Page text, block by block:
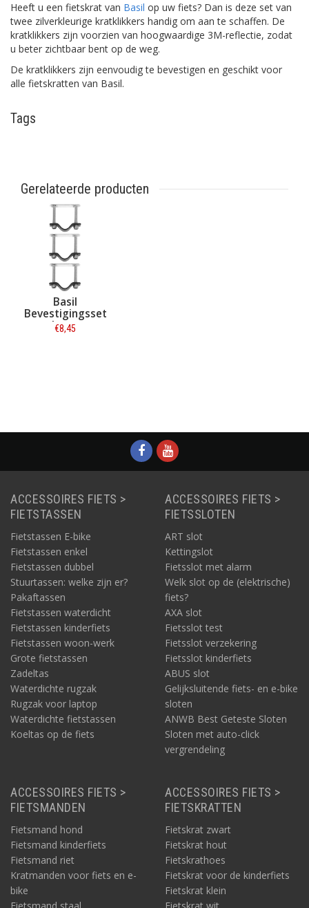
Heeft u een fietskrat van Basil op uw fiets? Dan is deze set van
twee zilverkleurige kratklikkers handig om aan te schaffen. De
kratklikkers zijn voorzien van hoogwaardige 3M-reflectie, zodat
u beter zichtbaar bent op de weg.
De kratklikkers zijn eenvoudig te bevestigen en geschikt voor
alle fietskratten van Basil.
Tags
Gerelateerde producten
Basil
Bevestigingsset
voor kratten en
manden
€8,45
ACCESSOIRES FIETS >
FIETSTASSEN
Fietstassen E-bike
Fietstassen enkel
Fietstassen dubbel
Stuurtassen: welke zijn er?
Pakaftassen
Fietstassen waterdicht
Fietstassen kinderfiets
Fietstassen woon-werk
Grote fietstassen
Zadeltas
Waterdichte rugzak
Rugzak voor laptop
Waterdichte fietstassen
Koeltas op de fiets
ACCESSOIRES FIETS >
FIETSSLOTEN
ART slot
Kettingslot
Fietsslot met alarm
Welk slot op de (elektrische)
fiets?
AXA slot
Fietsslot test
Fietsslot verzekering
Fietsslot kinderfiets
ABUS slot
Gelijksluitende fiets- en e-bike
sloten
ANWB Best Geteste Sloten
Sloten met auto-click
vergrendeling
ACCESSOIRES FIETS >
FIETSMANDEN
Fietsmand hond
Fietsmand kinderfiets
Fietsmand riet
Kratmanden voor fiets en e-
bike
ACCESSOIRES FIETS >
FIETSKRATTEN
Fietskrat zwart
Fietskrat hout
Fietskrathoes
Fietskrat voor de kinderfiets
Fietskrat klein